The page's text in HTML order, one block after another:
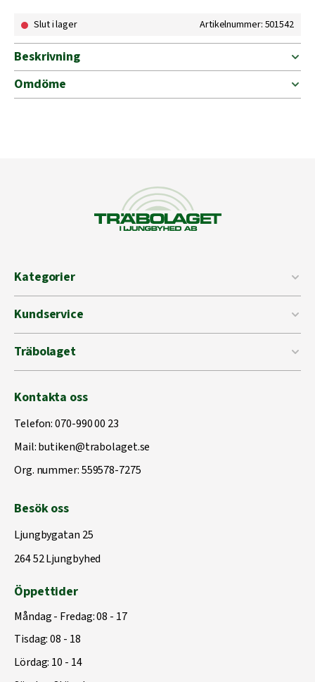
Slut i lager Artikelnummer: 501542
Beskrivning
Omdöme
Kategorier
Kundservice
Träbolaget
Kontakta oss
Telefon:070-990 00 23
Mail:butiken@trabolaget.se
Org. nummer: 559578-7275
Besök oss
Ljungbygatan 25
264 52 Ljungbyhed
Öppettider
Måndag - Fredag: 08 - 17
Tisdag: 08 - 18
Lördag: 10 - 14